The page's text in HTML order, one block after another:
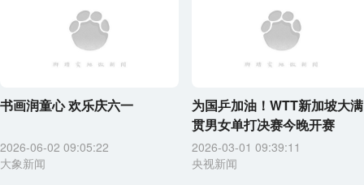
书画润童心 欢乐庆六一
2026-06-02 09:05:22
大象新闻
为国乒加油！WTT新加坡大满
贯男女单打决赛今晚开赛
2026-03-01 09:39:11
央视新闻